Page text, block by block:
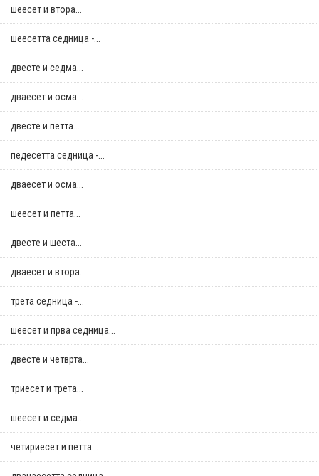
шеесет и втора...
шеесетта седница -...
двестe и седма...
дваесет и осма...
двестe и петта...
педесетта седница -...
дваесет и осма...
шеесет и петта...
двестe и шеста...
дваесет и втора...
трета седница -...
шеесет и прва седница...
двестe и четврта...
триесет и трета...
шеесет и седма...
четириесет и петта...